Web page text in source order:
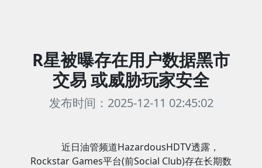
R星被曝存在用户数据黑市
交易 或威胁玩家安全
发布时间：2025-12-11 02:45:02
近日油管频道HazardousHDTV透露，
Rockstar Games平台(前Social Club)存在长期数